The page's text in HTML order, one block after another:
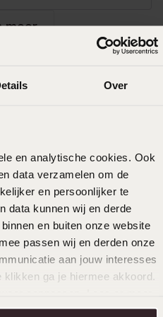
Over
en analytische cookies. Ook
data verzamelen om de
en persoonlijker te
data kunnen wij en derde
en buiten onze website
passen wij en derden onze
aan jouw interesses
klikken ga je hiermee akkoord.
meer